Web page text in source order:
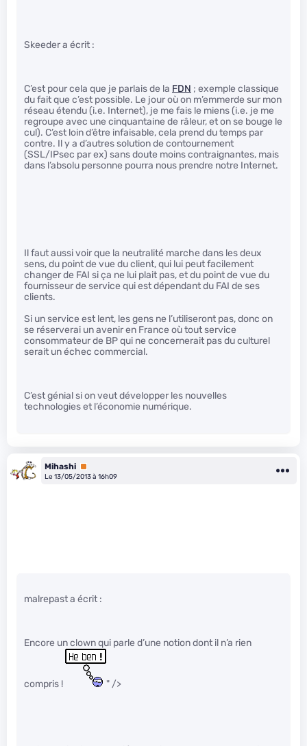
Skeeder a écrit :
C’est pour cela que je parlais de la FDN ; exemple classique
du fait que c’est possible. Le jour où on m’emmerde sur mon
réseau étendu (i.e. Internet), je me fais le miens (i.e. je me
regroupe avec une cinquantaine de râleur, et on se bouge le
cul). C’est loin d’être infaisable, cela prend du temps par
contre. Il y a d’autres solution de contournement
(SSL/IPsec par ex) sans doute moins contraignantes, mais
dans l’absolu personne pourra nous prendre notre Internet.
Il faut aussi voir que la neutralité marche dans les deux
sens, du point de vue du client, qui lui peut facilement
changer de FAI si ça ne lui plait pas, et du point de vue du
fournisseur de service qui est dépendant du FAI de ses
clients.
Si un service est lent, les gens ne l’utiliseront pas, donc on
se réserverai un avenir en France où tout service
consommateur de BP qui ne concernerait pas du culturel
serait un échec commercial.
C’est génial si on veut développer les nouvelles
technologies et l’économie numérique.
Mihashi Premium
Le 13/05/2013 à 16h09
malrepast a écrit :
Encore un clown qui parle d’une notion dont il n’a rien
compris ! " />